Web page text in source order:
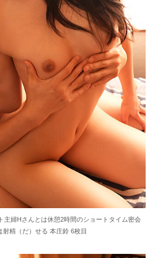
主婦Hさんとは休憩2時間のショートタイム密会
射精（だ）せる 本庄鈴 6枚目